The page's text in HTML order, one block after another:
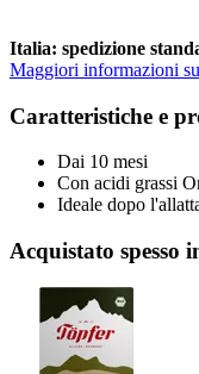
Italia: spedizione
Maggiori informazioni
Caratteristiche e
Dai 10 mesi
Con acidi grassi
Ideale dopo
Acquistato spesso